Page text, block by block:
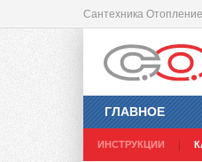
Сантехника
ГЛАВНОЕ
ИНСТРУКЦИИ